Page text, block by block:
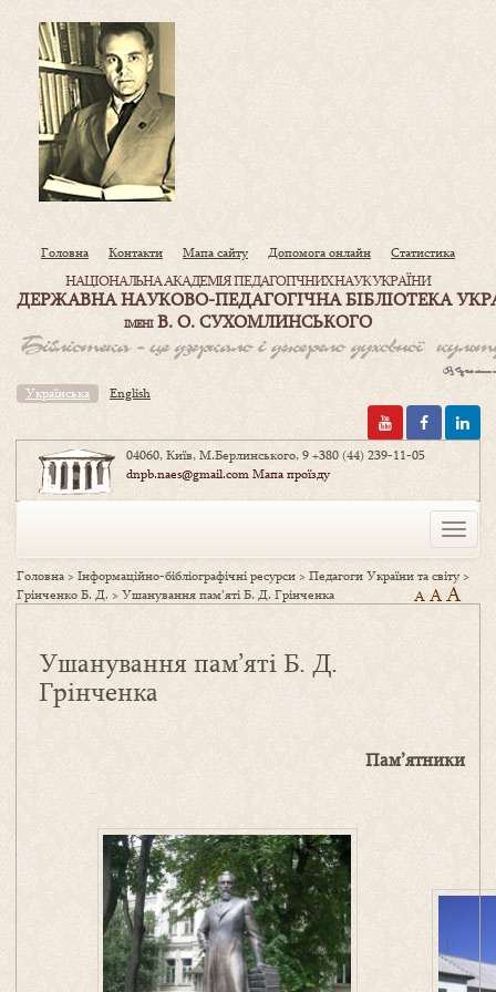
Головна Контакти Мапа сайту Допомога онлайн Статистика
НАЦІОНАЛЬНА АКАДЕМІЯ ПЕДАГОГІЧНИХ НАУК УКРАЇНИ
ДЕРЖАВНА НАУКОВО-ПЕДАГОГІЧНА БІБЛІОТЕКА
ІМЕНІВ. О. СУХОМЛИНСЬКОГО
Українська English
04060, Київ, М.Берлинського, 9+380 (44) 239-11-05
dnpb.naes@gmail.comМапа проїзду
Toggle
Головна >Інформаційно-бібліографічні ресурси >Педагоги України та світу>
Грінченко Б. Д. >Ушанування пам’яті Б. Д. Грінченка A AA
Ушанування пам’яті Б. Д.
Грінченка
Пам’ятники